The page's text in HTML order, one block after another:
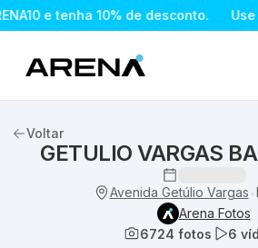
e tenha 10% de desconto.
Voltar
GETULIO VARGAS
Avenida Getúlio Vargas
Arena Fotos
6724 fotos 6